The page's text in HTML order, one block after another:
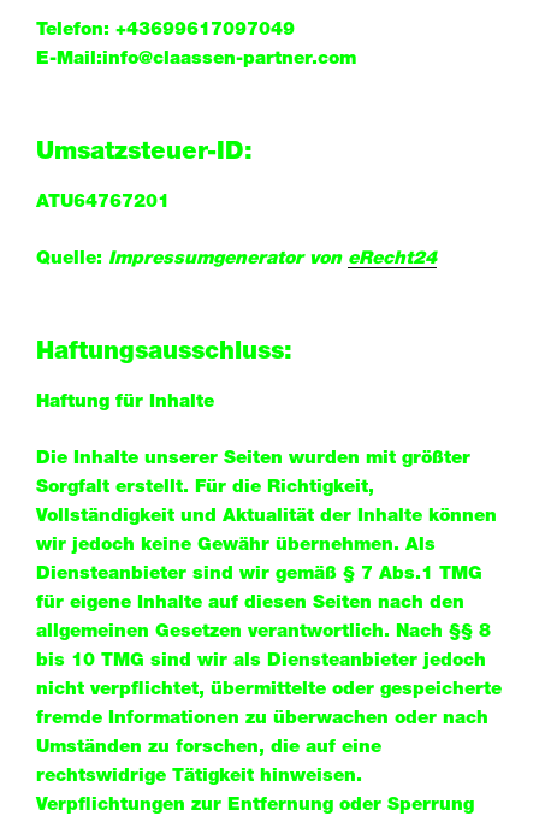
Telefon: +43699617097049
E-Mail:info@claassen-partner.com
Umsatzsteuer-ID:
ATU64767201
Quelle: Impressumgenerator von eRecht24
Haftungsausschluss:
Haftung für Inhalte
Die Inhalte unserer Seiten wurden mit größter
Sorgfalt erstellt. Für die Richtigkeit,
Vollständigkeit und Aktualität der Inhalte können
wir jedoch keine Gewähr übernehmen. Als
Diensteanbieter sind wir gemäß § 7 Abs.1 TMG
für eigene Inhalte auf diesen Seiten nach den
allgemeinen Gesetzen verantwortlich. Nach §§ 8
bis 10 TMG sind wir als Diensteanbieter jedoch
nicht verpflichtet, übermittelte oder gespeicherte
fremde Informationen zu überwachen oder nach
Umständen zu forschen, die auf eine
rechtswidrige Tätigkeit hinweisen.
Verpflichtungen zur Entfernung oder Sperrung